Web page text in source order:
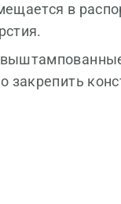
в
закрепить